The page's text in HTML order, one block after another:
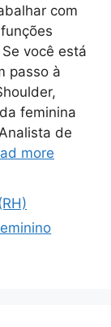
com
você está
passo à
feminina
de
more